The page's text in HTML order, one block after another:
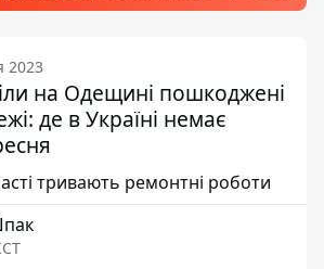
2023
на Одещині пошкоджені
де в Україні немає
тривають ремонтні роботи